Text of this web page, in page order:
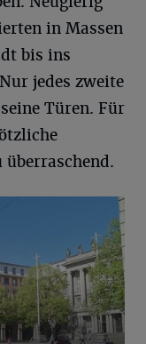
in Massen
bis ins
jedes zweite
Türen. Für